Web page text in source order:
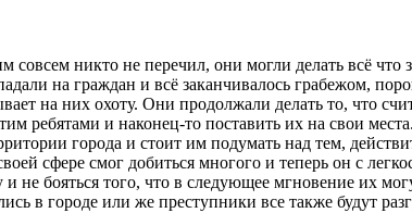
никто не перечил, они могли делать всё что
на граждан и всё заканчивалось грабежом,
на них охоту. Они продолжали делать то, что
ребятами и наконец-то поставить их на свои места.
города и стоит им подумать над тем,
сфере смог добиться многого и теперь он с
не бояться того, что в следующее мгновение их
в городе или же преступники все также будут